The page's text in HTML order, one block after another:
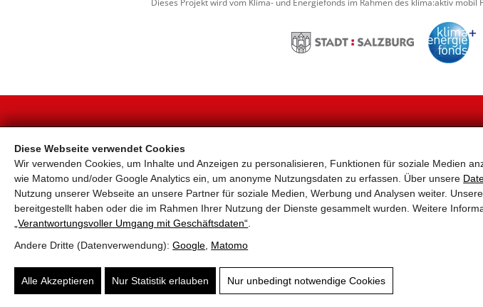
Diese Webseite verwendet Cookies
Wir verwenden Cookies, um Inhalte und Anzeigen zu personalisieren, Funktionen für soziale Medien
wie Matomo und/oder Google Analytics ein, um anonyme Nutzungsdaten zu erfassen. Über unsere
Nutzung unserer Webseite an unsere Partner für soziale Medien, Werbung und Analysen weiter.
bereitgestellt haben oder die im Rahmen Ihrer Nutzung der Dienste gesammelt wurden. Weitere
„Verantwortungsvoller Umgang mit Geschäftsdaten“
Andere Dritte (Datenverwendung):Google Matomo
Alle Akzeptieren Nur Statistik erlauben Nur unbedingt notwendige Cookies
Land Salzburg, Ursula Hemetsberger, +43 662 8042–
4491
Stadtgemeinde Salzburg, Markus Huber, +43 662
8072-2578
office@salzburgrad.at
Suchen nach ...
submit
Home
Aktionen
Service & Tipps – Alles rund
ums Rad
Rad-Tourismus
Aktuelles
Partner
Links
Sitemap